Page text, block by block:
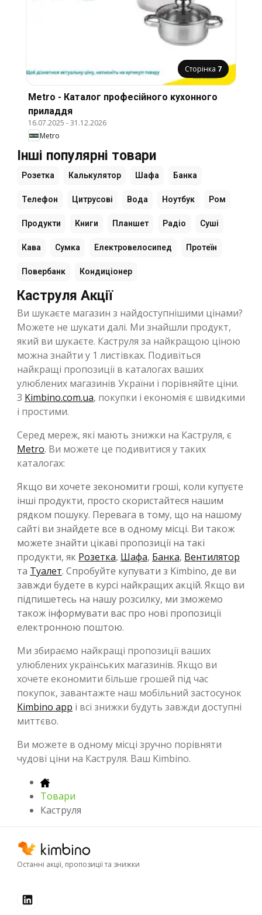
Сторінка 7
Metro - Каталог професійного кухонного
приладдя
16.07.2025 -31.12.2026
Metro
Інші популярні товари
Розетка Калькулятор Шафа Банка
Телефон Цитрусові Вода Ноутбук Ром
Продукти Книги Планшет Радіо Суші
Кава Сумка Електровелосипед Протеїн
Повербанк Кондиціонер
Каструля Акції
Ви шукаєте магазин з найдоступнішими цінами?
Можете не шукати далі. Ми знайшли продукт,
який ви шукаєте. Каструля за найкращою ціною
можна знайти у 1 листівках. Подивіться
найкращі пропозиції в каталогах ваших
улюблених магазинів України і порівняйте ціни.
З Kimbino.com.ua, покупки і економія є швидкими
і простими.
Серед мереж, які мають знижки на Каструля, є
Metro. Ви можете це подивитися у таких
каталогах:
Якщо ви хочете зекономити гроші, коли купуєте
інші продукти, просто скористайтеся нашим
рядком пошуку. Перевага в тому, що на нашому
сайті ви знайдете все в одному місці. Ви також
можете знайти цікаві пропозиції на такі
продукти, як Розетка, Шафа, Банка, Вентилятор
та Туалет. Спробуйте купувати з Kimbino, де ви
завжди будете в курсі найкращих акцій. Якщо ви
підпишетесь на нашу розсилку, ми зможемо
також інформувати вас про нові пропозиції
електронною поштою.
Ми збираємо найкращі пропозиції ваших
улюблених українських магазинів. Якщо ви
хочете економити більше грошей під час
покупок, завантажте наш мобільний застосунок
Kimbino app і всі знижки будуть завжди доступні
миттєво.
Ви можете в одному місці зручно порівняти
чудові ціни на Каструля. Ваш Kimbino.
Товари
Каструля
Останні акції, пропозиції та знижки